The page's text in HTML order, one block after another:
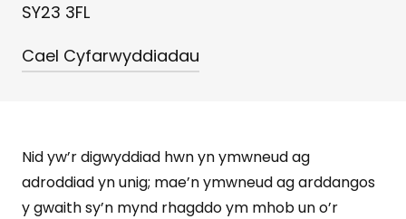
Nid yw’r digwyddiad hwn yn ymwneud ag
adroddiad yn unig; mae’n ymwneud ag arddangos
y gwaith sy’n mynd rhagddo ym mhob un o’r
SY23 3FL
Cael Cyfarwyddiadau